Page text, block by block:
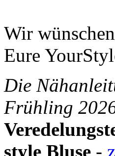
Wir
Eure
Die
Frühling
style Bluse -